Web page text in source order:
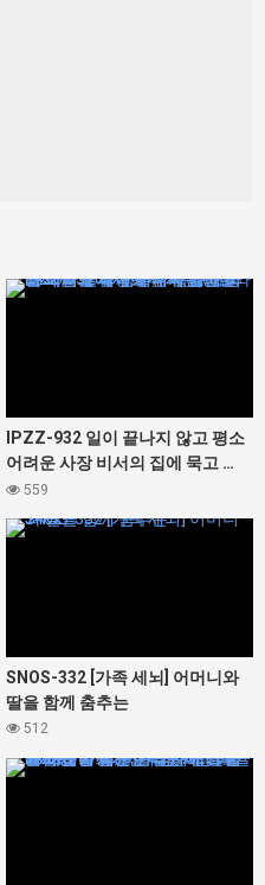
427436
IPZZ-932 일이 끝나지 않고 평소
어려운 사장 비서의 집에 묵고 …
술의 기세로 덮쳐 버리면 나의 지
너무 귀여워 다음날도 아침 발목
559
427462
SNOS-332 [가족 세뇌] 어머니와
딸을 함께 춤추는
512
427414